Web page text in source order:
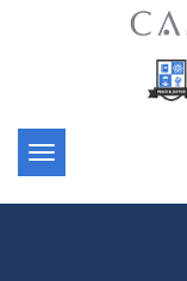
Toggle
navigation